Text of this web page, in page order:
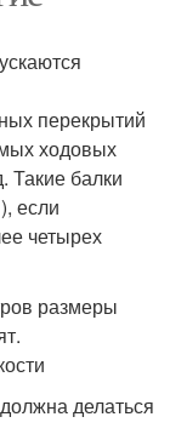
перекрытий
ходовых
Такие балки
если
четырех
размеры
делаться